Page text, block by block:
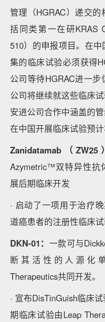
管理（HGRAC）递交
括同类第一在研KRAS
510）的申报项目。在
集的临床试验必须获得
公司等待HGRAC进一
公司将继续就这些临床
安进公司合作中涵盖的
在中国开展临床试验预计
Zanidatamab（ZW25
Azymetric™双特异性抗
展后期临床开发
· 启动了一项用于治疗
道癌患者的注册性临床试
DKN-01： 一款可与
断其活性的人源化
Therapeutics共同开发。
· 宣布DisTinGuish临床
期临床试验由Leap